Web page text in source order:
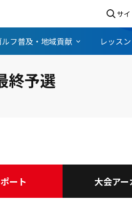
サ
ルフ普及・地域貢献 レッスン
終予選
ート 大会ア